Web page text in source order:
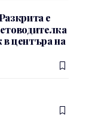
е
центъра на